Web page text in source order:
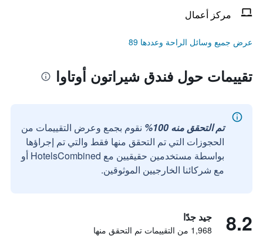
مركز أعمال
عرض جميع وسائل الراحة وعددها 89
تقييمات حول فندق شيراتون أوتاوا
تم التحقق منه 100%
نقوم بجمع وعرض التقييمات من
الحجوزات التي تم التحقق منها فقط والتي تم إجراؤها
بواسطة مستخدمين حقيقيين مع HotelsCombined أو
مع شركائنا الخارجيين الموثوقين.
8.2 جيد جدًا
1,968 من التقييمات تم التحقق منها